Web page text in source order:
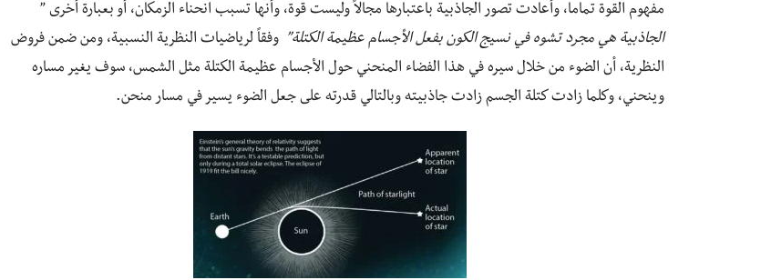
مفهوم القوة تماما، وأعادت تصور الجاذبية باعتبارها مجالاً وليست قوة، وأنها تسبب انحناء الزمكان، أو بعبارة أخرى ”
الجاذبية هي مجرد تشوه في نسيج الكون بفعل الأجسام عظيمة الكتلة” وفقاً لرياضيات النظرية النسبية، ومن ضمن فروض
النظرية، أن الضوء من خلال سيره في هذا الفضاء المنحني حول الأجسام عظيمة الكتلة مثل الشمس، سوف يغير مساره
وينحني، وكلما زادت كتلة الجسم زادت جاذبيته وبالتالي قدرته على جعل الضوء يسير في مسار منحن.